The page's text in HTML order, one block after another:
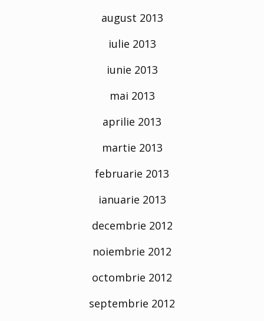
august 2013
iulie 2013
iunie 2013
mai 2013
aprilie 2013
martie 2013
februarie 2013
ianuarie 2013
decembrie 2012
noiembrie 2012
octombrie 2012
septembrie 2012